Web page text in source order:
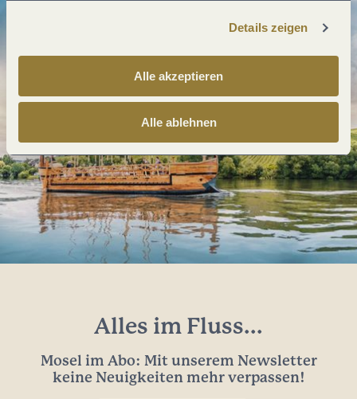
Details zeigen
Alle akzeptieren
Alle ablehnen
Alles im Fluss...
Mosel im Abo: Mit unserem Newsletter
keine Neuigkeiten mehr verpassen!